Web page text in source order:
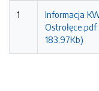
1
Informacja
Ostrołęce.pdf
183.97Kb)